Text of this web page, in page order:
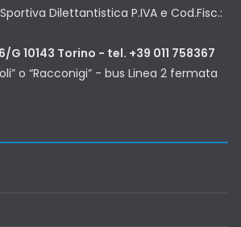
Dilettantistica P.IVA e Cod.Fisc.:
G 10143 Torino - tel. +39 011 758367
o “Racconigi” - bus Linea 2 fermata